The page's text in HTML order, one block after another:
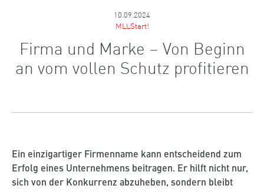
10.09.2024
MLLStart!
Firma und Marke – Von Beginn
an vom vollen Schutz profitieren
Ein einzigartiger Firmenname kann entscheidend zum
Erfolg eines Unternehmens beitragen. Er hilft nicht nur,
sich von der Konkurrenz abzuheben, sondern bleibt